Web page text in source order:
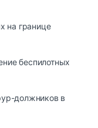
на границе
беспилотных
должников в